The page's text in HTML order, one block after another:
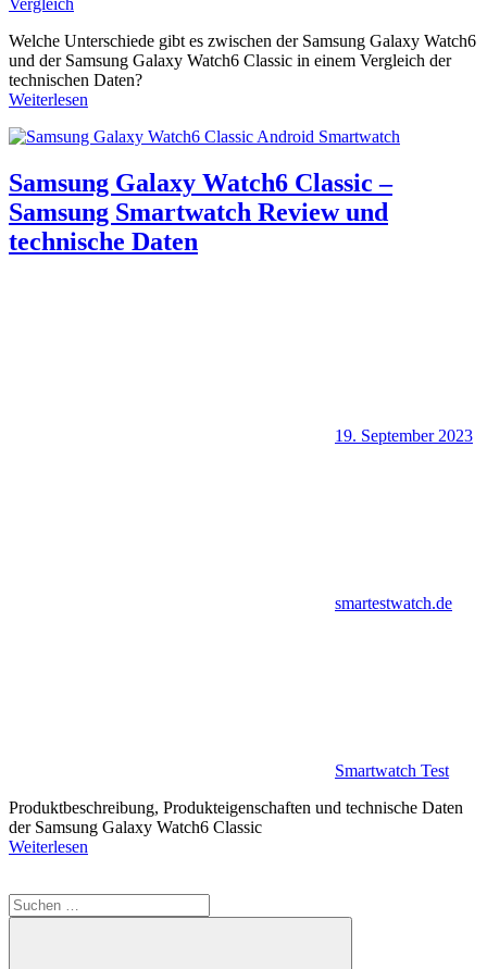
Vergleich
Welche Unterschiede gibt es zwischen der Samsung Galaxy Watch6
und der Samsung Galaxy Watch6 Classic in einem Vergleich der
technischen Daten?
Weiterlesen
Samsung Galaxy Watch6 Classic –
Samsung Smartwatch Review und
technische Daten
19. September 2023
smartestwatch.de
Smartwatch Test
Produktbeschreibung, Produkteigenschaften und technische Daten
der Samsung Galaxy Watch6 Classic
Weiterlesen
Suchen
nach: